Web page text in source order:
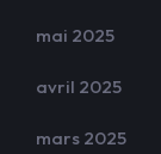
mai 2025
avril 2025
mars 2025